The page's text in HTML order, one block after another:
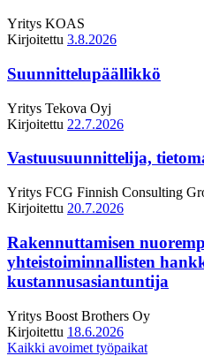
Yritys KOAS
Kirjoitettu 3.8.2026
Suunnittelupäällikkö
Yritys Tekova Oyj
Kirjoitettu 22.7.2026
Vastuusuunnittelija,
Yritys FCG Finnish Consulting
Kirjoitettu 20.7.2026
Rakennuttamisen
yhteistoiminnallisten
kustannusasiantuntija
Yritys Boost Brothers Oy
Kirjoitettu 18.6.2026
Kaikki avoimet työpaikat